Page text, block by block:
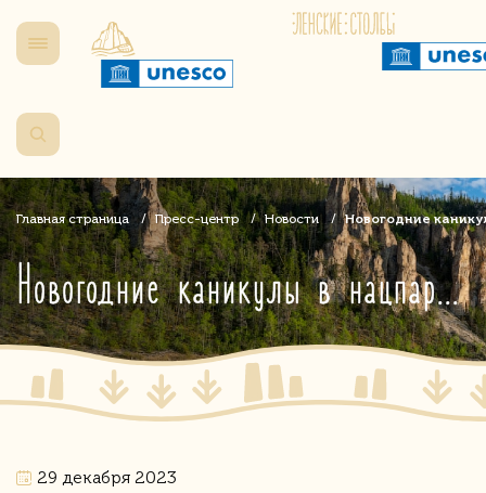
Главная страница Пресс-центр Новости Новогодние
Новогодние каникулы в нацпарке «Ленские столбы»
29 декабря 2023